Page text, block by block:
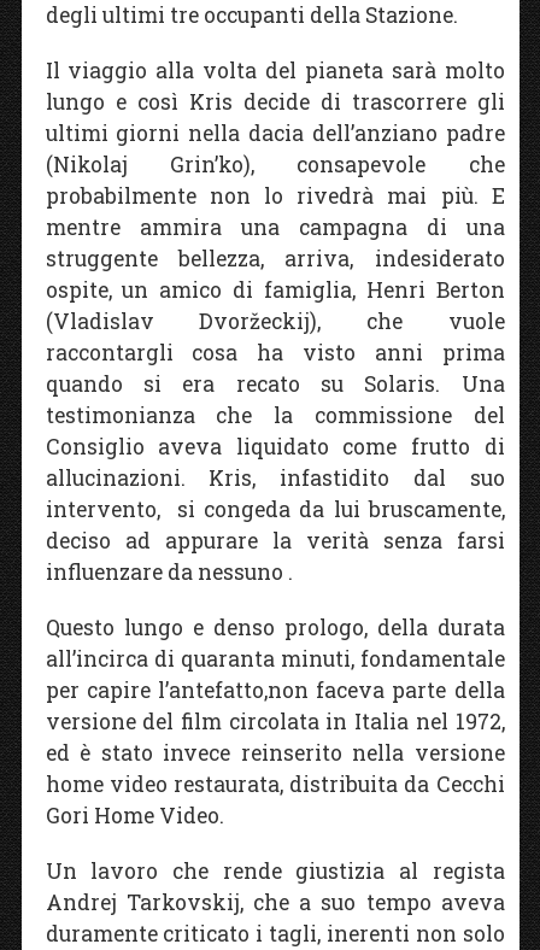
degli ultimi tre occupanti della Stazione.
Il viaggio alla volta del pianeta sarà molto
lungo e così Kris decide di trascorrere gli
ultimi giorni nella dacia dell’anziano padre
(Nikolaj Grin’ko), consapevole che
probabilmente non lo rivedrà mai più. E
mentre ammira una campagna di una
struggente bellezza, arriva, indesiderato
ospite, un amico di famiglia, Henri Berton
(Vladislav Dvoržeckij), che vuole
raccontargli cosa ha visto anni prima
quando si era recato su Solaris. Una
testimonianza che la commissione del
Consiglio aveva liquidato come frutto di
allucinazioni. Kris, infastidito dal suo
intervento, si congeda da lui bruscamente,
deciso ad appurare la verità senza farsi
influenzare da nessuno .
Questo lungo e denso prologo, della durata
all’incirca di quaranta minuti, fondamentale
per capire l’antefatto,non faceva parte della
versione del film circolata in Italia nel 1972,
ed è stato invece reinserito nella versione
home video restaurata, distribuita da Cecchi
Gori Home Video.
Un lavoro che rende giustizia al regista
Andrej Tarkovskij, che a suo tempo aveva
duramente criticato i tagli, inerenti non solo